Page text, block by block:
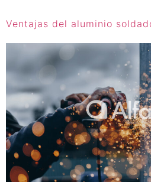
Ventajas del aluminio